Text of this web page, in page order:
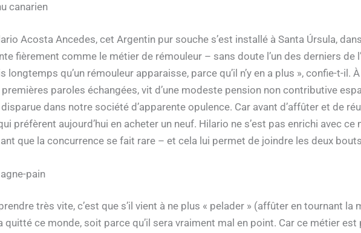
canarien
Acosta Ancedes, cet Argentin pur souche s’est installé à Santa Úrsula,
fièrement comme le métier de rémouleur – sans doute l’un des derniers de
longtemps qu’un rémouleur apparaisse, parce qu’il n’y en a plus », confie-t-il.
paroles échangées, vit d’une modeste pension non contributive
dans notre société d’apparente opulence. Car avant d’affûter et de
préfèrent aujourd’hui en acheter un neuf. Hilario ne s’est pas enrichi avec ce
que la concurrence se fait rare – et cela lui permet de joindre les deux
pain
très vite, c’est que s’il vient à ne plus « pelader » (affûter en tournant
quitté ce monde, soit parce qu’il sera vraiment mal en point. Car ce métier est